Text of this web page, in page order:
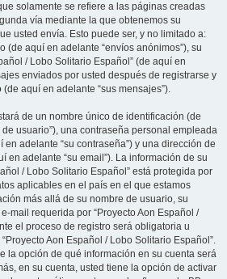
solamente se refiere a las páginas creadas
vía mediante la que obtenemos su
usted envía. Esto puede ser, y no limitado a:
(de aquí en adelante “envíos anónimos”), su
/ Lobo Solitario Español” (de aquí en
enviados por usted después de registrarse y
aquí en adelante “sus mensajes”).
de un nombre único de identificación (de
usuario”), una contraseña personal empleada
adelante “su contraseña”) y una dirección de
en adelante “su email”). La información de su
/ Lobo Solitario Español” está protegida por
aplicables en el país en el que estamos
más allá de su nombre de usuario, su
mail requerida por “Proyecto Aon Español /
el proceso de registro será obligatoria u
Aon Español / Lobo Solitario Español”.
la opción de qué información en su cuenta será
en su cuenta, usted tiene la opción de activar